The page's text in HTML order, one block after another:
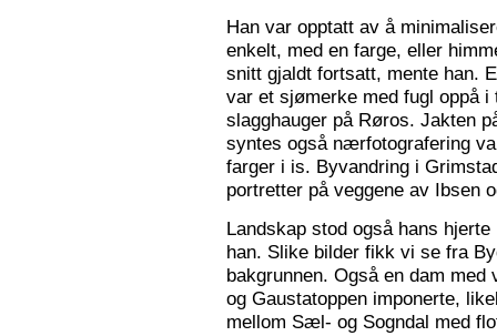
Han var opptatt av å
enkelt, med en farge, eller
snitt gjaldt fortsatt, mente han.
var et sjømerke med fugl oppå
slagghauger på Røros. Jakten
syntes også nærfotografering
farger i is. Byvandring i
portretter på veggene av Ibsen
Landskap stod også hans
han. Slike bilder fikk vi se fra
bakgrunnen. Også en dam
og Gaustatoppen imponerte,
mellom Sæl- og Sogndal med